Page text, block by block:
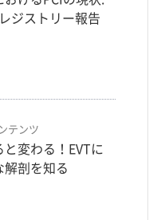
ジストリー報告
テンツ
と変わる！EVTに
解剖を知る